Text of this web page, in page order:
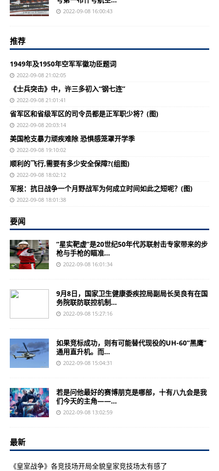
2022-09-08 16:00:43
推荐
1949年及1950年空军军徽功臣题词
2022-09-08 21:02:05
《士兵突击》中，许三多初入“钢七连”
2022-09-08 21:01:41
省军区和省级军区的司令员都是正军职少将？(图)
2022-09-08 20:03:14
美国枪支暴力顽疾难除 恐惧感笼罩开学季
2022-09-08 19:10:02
顺利的飞行,需要有多少安全保障?(组图)
2022-09-08 18:02:12
军报：抗日战争一个月野战军为何成立时间如此之短呢？(图)
2022-09-08 18:01:38
要闻
“星实靶虚”是20世纪50年代苏联射击专家带来的步
枪与手枪的瞄准...
2022-09-08 16:01:34
9月8日，国家卫生健康委疾控局副局长吴良有在国
务院联防联控机制...
2022-09-08 15:27:16
如果竞标成功，则有可能替代现役的UH-60“黑鹰”
通用直升机。而...
2022-09-08 15:04:31
若是问他最好的赛博朋克是哪部，十有八九会是我
们今天的主角——...
2022-09-08 13:02:59
最新
《皇室战争》各竞技场开局全貌皇家竞技场太有感了